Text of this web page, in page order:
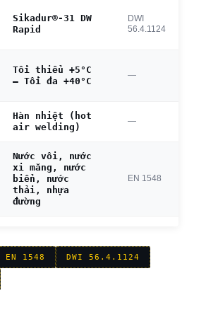
Sikadur®-31 DW
Rapid
DWI
56.4.1124
Tối thiểu +5°C
— Tối đa +40°C
—
Hàn nhiệt (hot
air welding)
—
Nước vôi, nước
xi măng, nước
biển, nước
thải, nhựa
đường
EN 1548
EN 1548 DWI 56.4.1124